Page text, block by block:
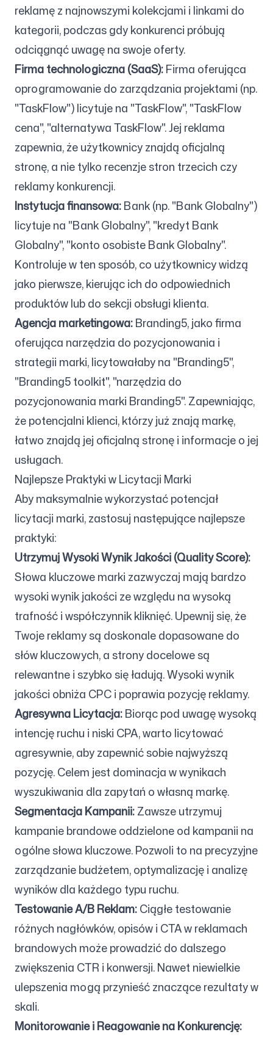
reklamę z najnowszymi kolekcjami i linkami do
kategorii, podczas gdy konkurenci próbują
odciągnąć uwagę na swoje oferty.
Firma technologiczna (SaaS):Firma oferująca
oprogramowanie do zarządzania projektami (np.
"TaskFlow") licytuje na "TaskFlow", "TaskFlow
cena", "alternatywa TaskFlow". Jej reklama
zapewnia, że użytkownicy znajdą oficjalną
stronę, a nie tylko recenzje stron trzecich czy
reklamy konkurencji.
Instytucja finansowa:Bank (np. "Bank Globalny")
licytuje na "Bank Globalny", "kredyt Bank
Globalny", "konto osobiste Bank Globalny".
Kontroluje w ten sposób, co użytkownicy widzą
jako pierwsze, kierując ich do odpowiednich
produktów lub do sekcji obsługi klienta.
Agencja marketingowa:Branding5, jako firma
oferująca narzędzia do pozycjonowania i
strategii marki, licytowałaby na "Branding5",
"Branding5 toolkit", "narzędzia do
pozycjonowania marki Branding5". Zapewniając,
że potencjalni klienci, którzy już znają markę,
łatwo znajdą jej oficjalną stronę i informacje o jej
usługach.
Najlepsze Praktyki w Licytacji Marki
Aby maksymalnie wykorzystać potencjał
licytacji marki, zastosuj następujące najlepsze
praktyki:
Utrzymuj Wysoki Wynik Jakości (Quality Score):
Słowa kluczowe marki zazwyczaj mają bardzo
wysoki wynik jakości ze względu na wysoką
trafność i współczynnik kliknięć. Upewnij się, że
Twoje reklamy są doskonale dopasowane do
słów kluczowych, a strony docelowe są
relewantne i szybko się ładują. Wysoki wynik
jakości obniża CPC i poprawia pozycję reklamy.
Agresywna Licytacja:Biorąc pod uwagę wysoką
intencję ruchu i niski CPA, warto licytować
agresywnie, aby zapewnić sobie najwyższą
pozycję. Celem jest dominacja w wynikach
wyszukiwania dla zapytań o własną markę.
Segmentacja Kampanii:Zawsze utrzymuj
kampanie brandowe oddzielone od kampanii na
ogólne słowa kluczowe. Pozwoli to na precyzyjne
zarządzanie budżetem, optymalizację i analizę
wyników dla każdego typu ruchu.
Testowanie A/B Reklam:Ciągłe testowanie
różnych nagłówków, opisów i CTA w reklamach
brandowych może prowadzić do dalszego
zwiększenia CTR i konwersji. Nawet niewielkie
ulepszenia mogą przynieść znaczące rezultaty w
skali.
Monitorowanie i Reagowanie na Konkurencję: